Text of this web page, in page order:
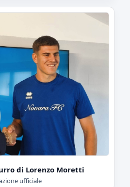
di Lorenzo Moretti
ufficiale